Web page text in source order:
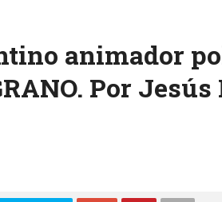
animador
Por Jesús